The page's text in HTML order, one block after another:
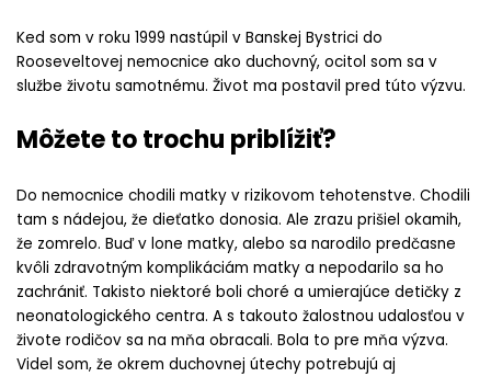
Ked som v roku 1999 nastúpil v Banskej Bystrici do
Rooseveltovej nemocnice ako duchovný, ocitol som sa v
službe životu samotnému. Život ma postavil pred túto výzvu.
Môžete to trochu priblížiť?
Do nemocnice chodili matky v rizikovom tehotenstve. Chodili
tam s nádejou, že dieťatko donosia. Ale zrazu prišiel okamih,
že zomrelo. Buď v lone matky, alebo sa narodilo predčasne
kvôli zdravotným komplikáciám matky a nepodarilo sa ho
zachrániť. Takisto niektoré boli choré a umierajúce detičky z
neonatologického centra. A s takouto žalostnou udalosťou v
živote rodičov sa na mňa obracali. Bola to pre mňa výzva.
Videl som, že okrem duchovnej útechy potrebujú aj